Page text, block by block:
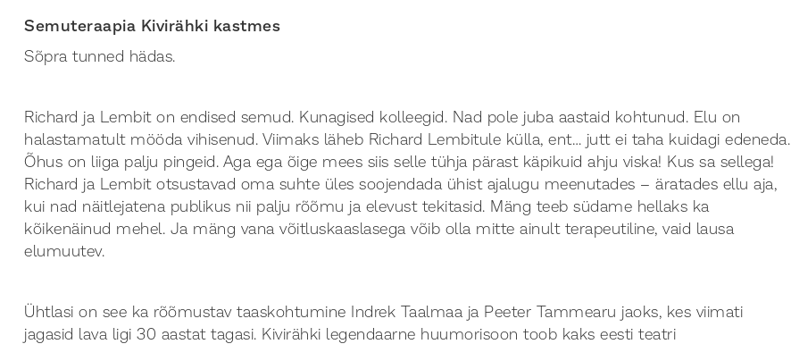
Semuteraapia Kivirähki kastmes
Sõpra tunned hädas.
Richard ja Lembit on endised semud. Kunagised kolleegid. Nad pole juba aastaid kohtunud. Elu on
halastamatult mööda vihisenud. Viimaks läheb Richard Lembitule külla, ent… jutt ei taha kuidagi edeneda.
Õhus on liiga palju pingeid. Aga ega õige mees siis selle tühja pärast käpikuid ahju viska! Kus sa sellega!
Richard ja Lembit otsustavad oma suhte üles soojendada ühist ajalugu meenutades – äratades ellu aja,
kui nad näitlejatena publikus nii palju rõõmu ja elevust tekitasid. Mäng teeb südame hellaks ka
kõikenäinud mehel. Ja mäng vana võitluskaaslasega võib olla mitte ainult terapeutiline, vaid lausa
elumuutev.
Ühtlasi on see ka rõõmustav taaskohtumine Indrek Taalmaa ja Peeter Tammearu jaoks, kes viimati
jagasid lava ligi 30 aastat tagasi. Kivirähki legendaarne huumorisoon toob kaks eesti teatri